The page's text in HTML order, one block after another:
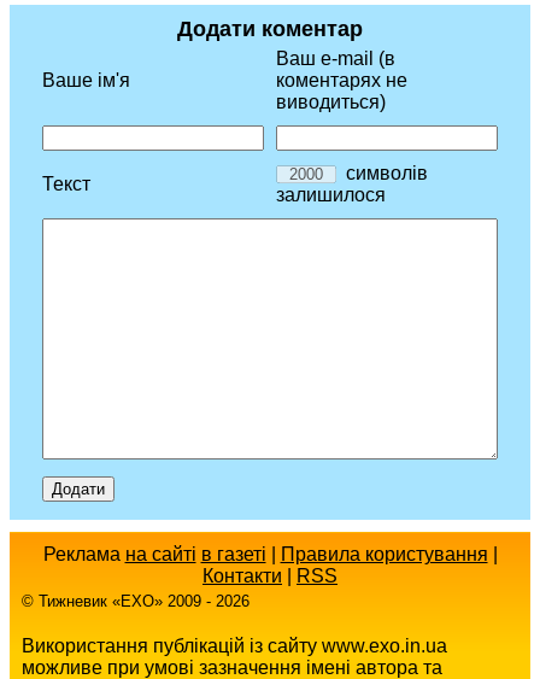
Додати коментар
Ваше ім'я
Ваш e-mail (в
коментарях не
виводиться)
Текст
символів
залишилося
Реклама на сайті в газеті Правила користування
Контакти
RSS
© Тижневик «EХO» 2009 - 2026
Використання публікацій із сайту www.exo.in.ua
можливе при умові зазначення імені автора та